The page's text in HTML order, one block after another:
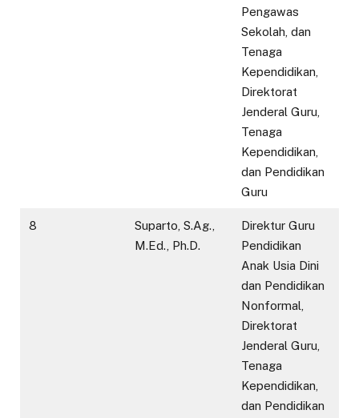
Pengawas
Sekolah, dan
Tenaga
Kependidikan,
Direktorat
Jenderal Guru,
Tenaga
Kependidikan,
dan Pendidikan
Guru
8
Suparto, S.Ag.,
M.Ed., Ph.D.
Direktur Guru
Pendidikan
Anak Usia Dini
dan Pendidikan
Nonformal,
Direktorat
Jenderal Guru,
Tenaga
Kependidikan,
dan Pendidikan